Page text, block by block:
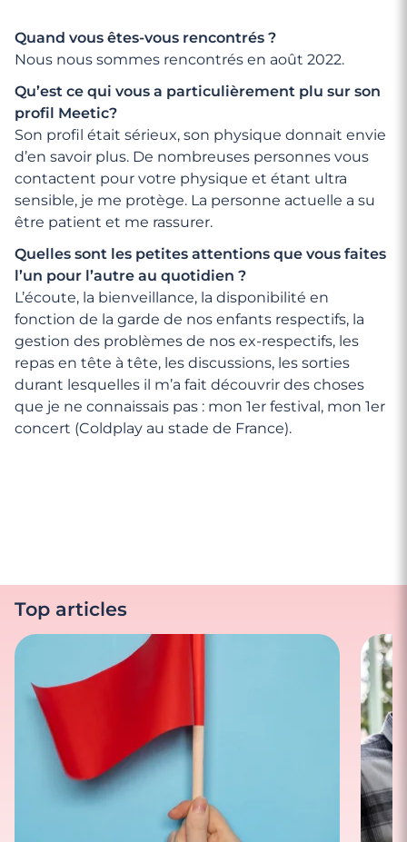
Quand vous êtes-vous rencontrés ?
Nous nous sommes rencontrés en août 2022.
Qu’est ce qui vous a particulièrement plu sur son
profil Meetic?
Son profil était sérieux, son physique donnait envie
d’en savoir plus. De nombreuses personnes vous
contactent pour votre physique et étant ultra
sensible, je me protège. La personne actuelle a su
être patient et me rassurer.
Quelles sont les petites attentions que vous faites
l’un pour l’autre au quotidien ?
L’écoute, la bienveillance, la disponibilité en
fonction de la garde de nos enfants respectifs, la
gestion des problèmes de nos ex-respectifs, les
repas en tête à tête, les discussions, les sorties
durant lesquelles il m’a fait découvrir des choses
que je ne connaissais pas : mon 1er festival, mon 1er
concert (Coldplay au stade de France).
Top articles